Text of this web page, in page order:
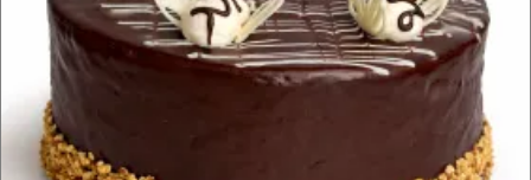
згущеним молоком. Оформлений кремом.
Лоліта Торт (1000 г)
880 ₴
Склад: Бісквіт, ніжне вершкове суфле, прошарок